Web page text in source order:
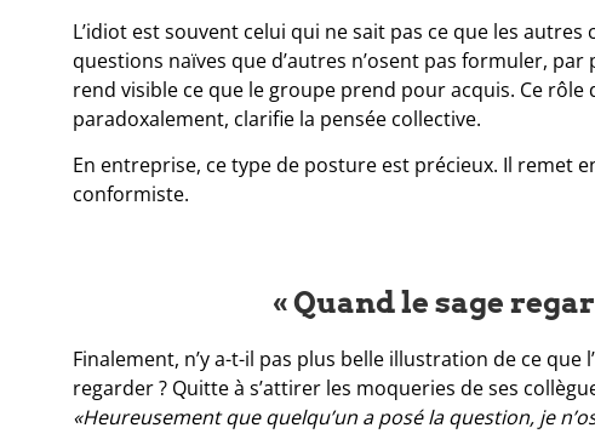
L’idiot est souvent celui qui ne sait pas ce que les
questions naïves que d’autres n’osent pas formuler,
rend visible ce que le groupe prend pour acquis. Ce
paradoxalement, clarifie la pensée collective.
En entreprise, ce type de posture est précieux. Il remet
conformiste.
« Quand le sage
Finalement, n’y a-t-il pas plus belle illustration de ce
regarder ? Quitte à s’attirer les moqueries de ses
«Heureusement que quelqu’un a posé la question, je